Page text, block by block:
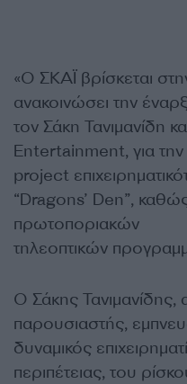
«Ο ΣΚΑΪ βρίσκεται
ανακοινώσει την
τον Σάκη Τανιμανίδη
Entertainment, για
project
“Dragons’ Den”,
πρωτοποριακών
τηλεοπτικών
Ο Σάκης Τανιμανίδης,
παρουσιαστής,
δυναμικός
περιπέτειας, του